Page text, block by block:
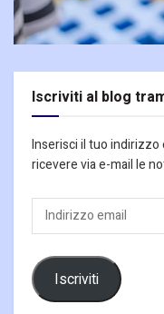
Iscriviti al blog
Inserisci il tuo indirizzo
ricevere via e-mail le
Indirizzo
email
Iscriviti